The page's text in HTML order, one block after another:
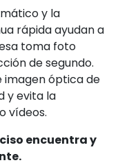
y la
rápida ayudan a
toma foto
de segundo.
imagen óptica de
y evita la
vídeos.
encuentra y